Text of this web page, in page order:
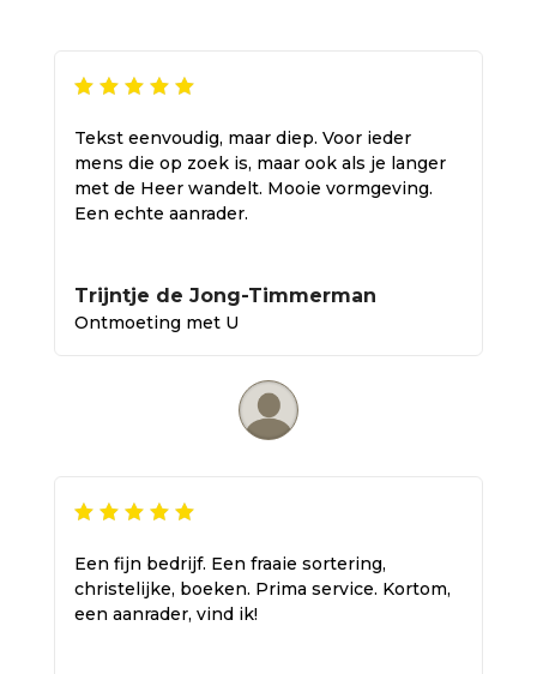
Tekst eenvoudig, maar diep. Voor ieder
mens die op zoek is, maar ook als je langer
met de Heer wandelt. Mooie vormgeving.
Een echte aanrader.
Trijntje de Jong-Timmerman
Ontmoeting met U
Een fijn bedrijf. Een fraaie sortering,
christelijke, boeken. Prima service. Kortom,
een aanrader, vind ik!